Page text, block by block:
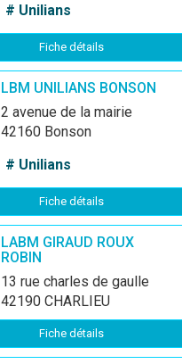
# Unilians
Fiche détails
LBM UNILIANS BONSON
2 avenue de la mairie
42160 Bonson
# Unilians
Fiche détails
LABM GIRAUD ROUX
ROBIN
13 rue charles de gaulle
42190 CHARLIEU
Fiche détails